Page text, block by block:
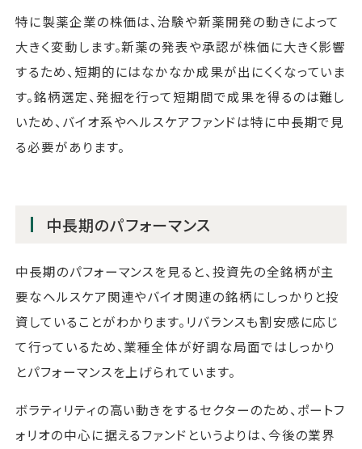
特に製薬企業の株価は、治験や新薬開発の動きによって
大きく変動します。新薬の発表や承認が株価に大きく影響
するため、短期的にはなかなか成果が出にくくなっていま
す。銘柄選定、発掘を行って短期間で成果を得るのは難し
いため、バイオ系やヘルスケアファンドは特に中長期で見
る必要があります。
中長期のパフォーマンス
中長期のパフォーマンスを見ると、投資先の全銘柄が主
要なヘルスケア関連やバイオ関連の銘柄にしっかりと投
資していることがわかります。リバランスも割安感に応じ
て行っているため、業種全体が好調な局面ではしっかり
とパフォーマンスを上げられています。
ボラティリティの高い動きをするセクターのため、ポートフ
ォリオの中心に据えるファンドというよりは、今後の業界